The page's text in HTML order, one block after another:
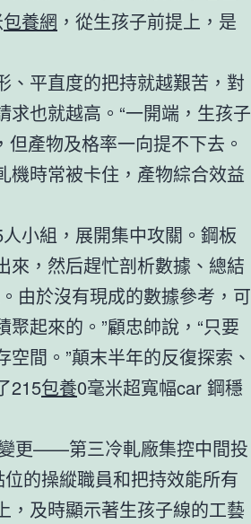
包養網 ，從生孩子前提上，是
、平直度的把持就越艱苦，對
也就越高。“一開端，生孩子
產物及格率一向提不下去。
機時常被卡住，產物綜合效益
小組，展開集中攻關。鋼板
來，然后趕忙剖析數據、總結
由於沒有現成的數據參考，可
起來的。”顧忠帥說，“只要
間。”顛末半年的反復探索、
215包養0毫米超寬幅car 鋼穩
更——第三冷軋廠集控中間投
的操縱職員和把持效能所有
，及時顯示著生孩子線的工藝